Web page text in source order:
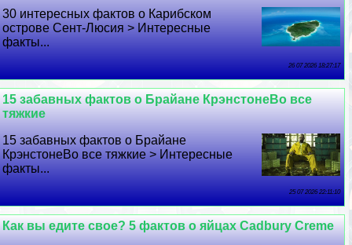
30 интересных фактов о Карибском
острове Сент-Люсия > Интересные
факты...
26 07 2026 18:27:17
15 забавных фактов о Брайане КрэнстонеВо все
тяжкие
15 забавных фактов о Брайане
КрэнстонеВо все тяжкие > Интересные
факты...
25 07 2026 22:11:10
Как вы едите свое? 5 фактов о яйцах Cadbury Creme